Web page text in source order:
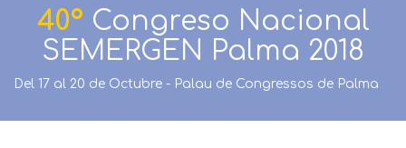
40º Congreso Nacional
SEMERGEN Palma 2018
Del 17 al 20 de Octubre - Palau de Congressos de Palma